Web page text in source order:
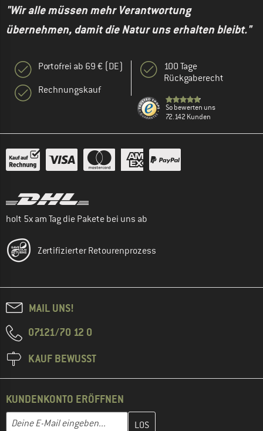
"Wir alle müssen mehr Verantwortung
übernehmen, damit die Natur uns erhalten bleibt."
Portofrei ab 69 € (DE)
Rechnungskauf
100 Tage
Rückgaberecht
So bewerten uns
72.142 Kunden
holt 5x am Tag die Pakete bei uns ab
Zertifizierter Retourenprozess
MAIL UNS!
07121/70 12 0
KAUF BEWUSST
KUNDENKONTO ERÖFFNEN
E-Mail-Adresse
Gib hier deine E-Mail-Adresse ein und erstelle im nächsten